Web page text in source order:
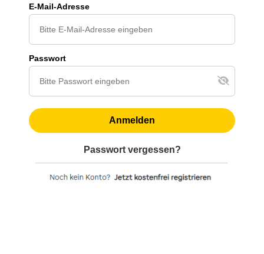
E-Mail-Adresse
Passwort
Anmelden
Passwort vergessen?